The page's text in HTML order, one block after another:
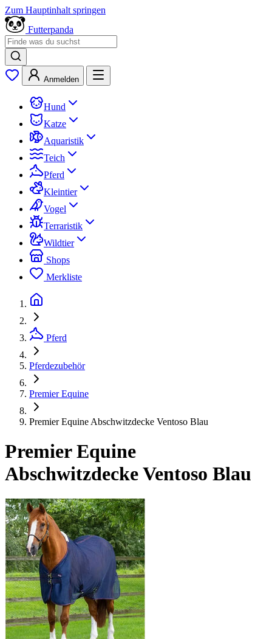
Zum Hauptinhalt springen
Futterpanda
Anmelden
Hund
Katze
Aquaristik
Teich
Pferd
Kleintier
Vogel
Terraristik
Wildtier
Shops
Merkliste
Pferd
Pferdezubehör
Premier Equine
Premier Equine Abschwitzdecke Ventoso Blau
Premier Equine
Abschwitzdecke Ventoso Blau